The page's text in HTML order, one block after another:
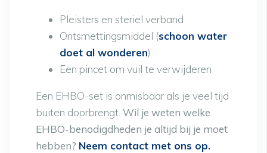
Pleisters en steriel verband
Ontsmettingsmiddel (schoon water
doet al wonderen)
Een pincet om vuil te verwijderen
Een EHBO-set is onmisbaar als je veel tijd
buiten doorbrengt. Wil je weten welke
EHBO-benodigdheden je altijd bij je moet
hebben? Neem contact met ons op.